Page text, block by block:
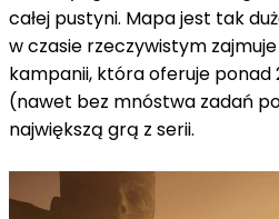
całej pustyni. Mapa jest tak
w czasie rzeczywistym
kampanii, która oferuje ponad
(nawet bez mnóstwa zadań
największą grą z serii.